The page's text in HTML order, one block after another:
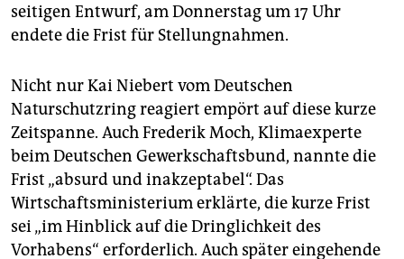
seitigen Entwurf, am Donnerstag um 17 Uhr
endete die Frist für Stellungnahmen.
Nicht nur Kai Niebert vom Deutschen
Naturschutzring reagiert empört auf diese kurze
Zeitspanne. Auch Frederik Moch, Klimaexperte
beim Deutschen Gewerkschaftsbund, nannte die
Frist „absurd und inakzeptabel“. Das
Wirtschaftsministerium erklärte, die kurze Frist
sei „im Hinblick auf die Dringlichkeit des
Vorhabens“ erforderlich. Auch später eingehende